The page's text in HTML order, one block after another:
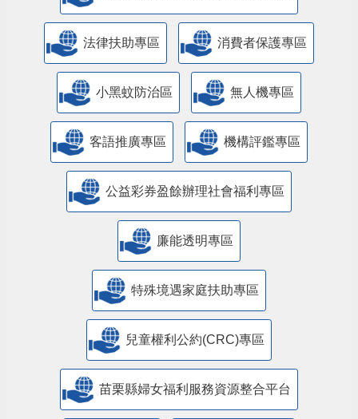
法律扶助專區 消費者保護專區
小黑蚊防治區 無人機專區
客語推廣專區 機構評鑑專區
公益彩券盈餘辦理社會福利專區
廉能透明專區
特殊境遇家庭扶助專區
兒童權利公約(CRC)專區
苗栗縣婦女福利服務資源整合平台